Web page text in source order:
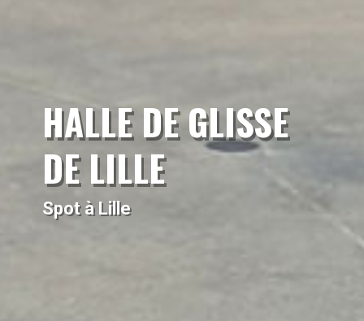
HALLE DE GLISSE
DE LILLE
Spot à Lille